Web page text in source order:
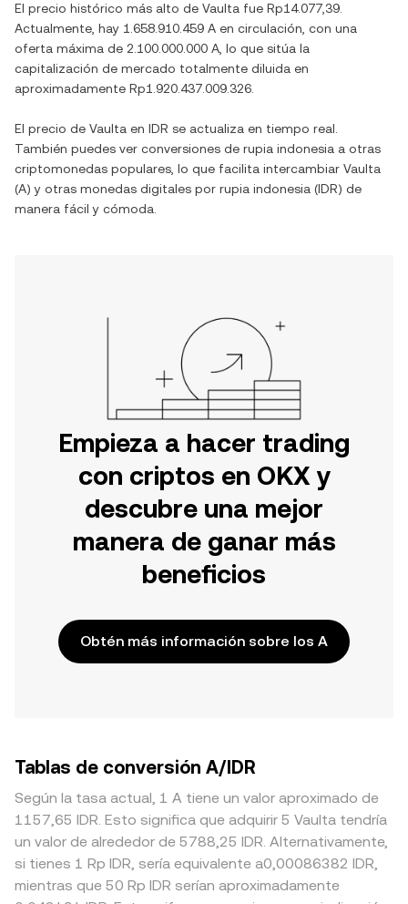
El precio histórico más alto de Vaulta fue Rp14.077,39
Actualmente, hay 1.658.910.459 A en circulación, con una
oferta máxima de 2.100.000.000 A , lo que sitúa la
capitalización de mercado totalmente diluida en
aproximadamente Rp1.920.437.009.326
El precio de Vaulta en IDR se actualiza en tiempo real.
También puedes ver conversiones de rupia indonesia a otras
criptomonedas populares, lo que facilita intercambiar Vaulta
(A) y otras monedas digitales por rupia indonesia (IDR) de
manera fácil y cómoda.
Empieza a hacer trading
con criptos en OKX y
descubre una mejor
manera de ganar más
beneficios
Obtén más información sobre los A
Tablas de conversión A/IDR
Según la tasa actual, 1 A tiene un valor aproximado de
1157,65 IDR. Esto significa que adquirir 5 Vaulta tendría
un valor de alrededor de 5788,25 IDR. Alternativamente,
si tienes 1 Rp IDR, sería equivalente a0,00086382 IDR,
mientras que 50 Rp IDR serían aproximadamente